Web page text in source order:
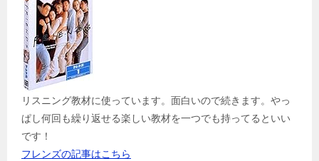
リスニング教材に使っています。面白いので続きます。やっ
ぱし何回も繰り返せる楽しい教材を一つでも持ってるといい
です！
フレンズの記事はこちら